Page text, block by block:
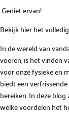
Geniet ervan!
Bekijk hier het
In de wereld van
voeren, is het vinden
voor onze fysieke en
biedt een
bereiken. In deze
welke voordelen het